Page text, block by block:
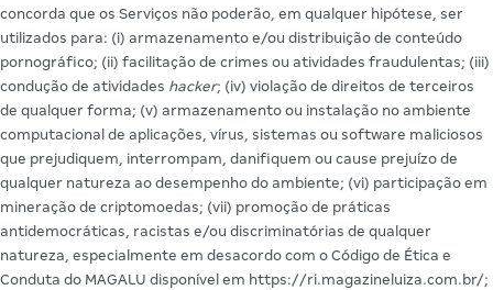
concorda que os Serviços não poderão, em qualquer hipótese, ser
utilizados para: (i) armazenamento e/ou distribuição de conteúdo
pornográfico; (ii) facilitação de crimes ou atividades fraudulentas; (iii)
condução de atividades hacker; (iv) violação de direitos de terceiros
de qualquer forma; (v) armazenamento ou instalação no ambiente
computacional de aplicações, vírus, sistemas ou software maliciosos
que prejudiquem, interrompam, danifiquem ou cause prejuízo de
qualquer natureza ao desempenho do ambiente; (vi) participação em
mineração de criptomoedas; (vii) promoção de práticas
antidemocráticas, racistas e/ou discriminatórias de qualquer
natureza, especialmente em desacordo com o Código de Ética e
Conduta do MAGALU disponível em https://ri.magazineluiza.com.br/;